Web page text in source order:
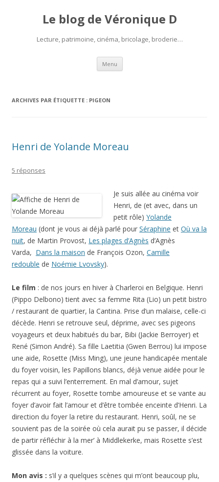
Le blog de Véronique D
Lecture, patrimoine, cinéma, bricolage, broderie…
Menu Aller
contenu
ARCHIVES PAR ÉTIQUETTE : PIGEON
Henri de Yolande Moreau
5 réponses
Je suis allée au cinéma voir
Henri, de (et avec, dans un
petit rôle) Yolande
Moreau (dont je vous ai déjà parlé pour Séraphine et Où va la
nuit, de Martin Provost, Les plages d’Agnès d’Agnès
Varda, Dans la maison de François Ozon, Camille
redouble de Noémie Lvovsky).
Le film : de nos jours en hiver à Charleroi en Belgique. Henri
(Pippo Delbono) tient avec sa femme Rita (Lio) un petit bistro
/ restaurant de quartier, la Cantina. Prise d’un malaise, celle-ci
décède. Henri se retrouve seul, déprime, avec ses pigeons
voyageurs et deux habitués du bar, Bibi (Jackie Berroyer) et
René (Simon André). Sa fille Laetitia (Gwen Berrou) lui impose
une aide, Rosette (Miss Ming), une jeune handicapée mentale
du foyer voisin, les Papillons blancs, déjà venue aidée pour le
repas qui a suivi l’enterrement. En mal d’amour, sujet
récurrent au foyer, Rosette tombe amoureuse et se vante au
foyer d’avoir fait l’amour et d’être tombée enceinte d’Henri. La
direction du foyer la retire du restaurant. Henri, soûl, ne se
souvient pas de la soirée où cela aurait pu se passer, il décide
de partir réfléchir à la mer’ à Middlekerke, mais Rosette s’est
glissée dans la voiture.
Mon avis : s’il y a quelques scènes qui m’ont beaucoup plu,